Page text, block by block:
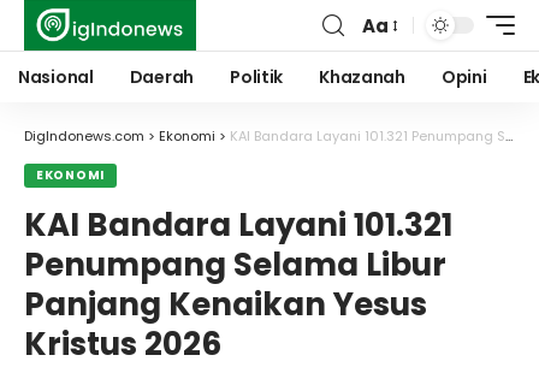
Font
Resizer
Aa
Nasional Daerah Politik Khazanah Opini
DigIndonews.com > Ekonomi > KAI Bandara Layani 101.321 Penumpang Selama Libur Panjang Kenaikan Yesus Kristus 2026
EKONOMI
KAI Bandara Layani 101.321
Penumpang Selama Libur
Panjang Kenaikan Yesus
Kristus 2026